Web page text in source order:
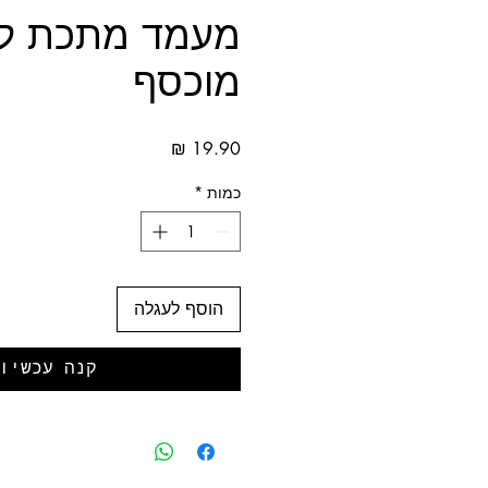
מעמד מתכת
מוכסף
כמות *
הוסף לעגלה
קנה